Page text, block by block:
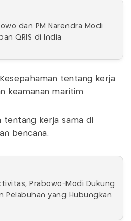
dan PM Narendra Modi
QRIS di India
tentang kerja
keamanan maritim.
tentang kerja sama di
bencana.
Prabowo-Modi Dukung
Pelabuhan yang Hubungkan